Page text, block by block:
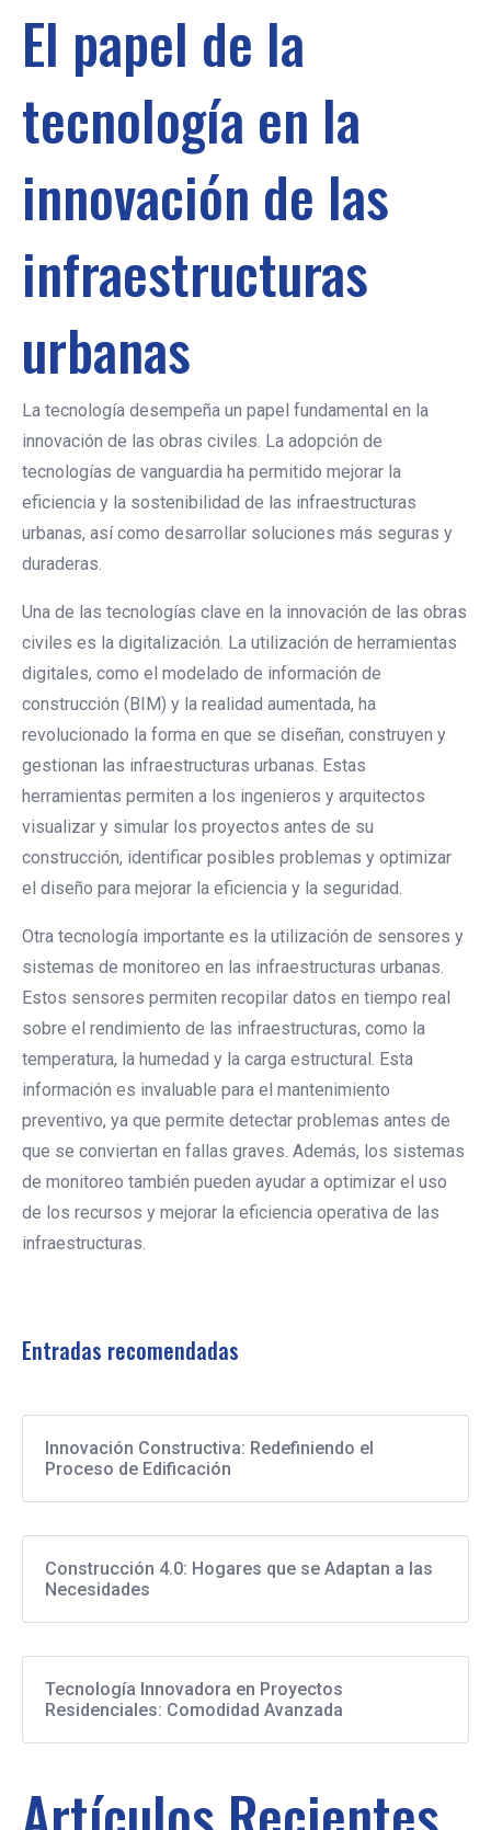
El papel de la
tecnología en la
innovación de las
infraestructuras
urbanas
La tecnología desempeña un papel fundamental en la
innovación de las obras civiles. La adopción de
tecnologías de vanguardia ha permitido mejorar la
eficiencia y la sostenibilidad de las infraestructuras
urbanas, así como desarrollar soluciones más seguras y
duraderas.
Una de las tecnologías clave en la innovación de las obras
civiles es la digitalización. La utilización de herramientas
digitales, como el modelado de información de
construcción (BIM) y la realidad aumentada, ha
revolucionado la forma en que se diseñan, construyen y
gestionan las infraestructuras urbanas. Estas
herramientas permiten a los ingenieros y arquitectos
visualizar y simular los proyectos antes de su
construcción, identificar posibles problemas y optimizar
el diseño para mejorar la eficiencia y la seguridad.
Otra tecnología importante es la utilización de sensores y
sistemas de monitoreo en las infraestructuras urbanas.
Estos sensores permiten recopilar datos en tiempo real
sobre el rendimiento de las infraestructuras, como la
temperatura, la humedad y la carga estructural. Esta
información es invaluable para el mantenimiento
preventivo, ya que permite detectar problemas antes de
que se conviertan en fallas graves. Además, los sistemas
de monitoreo también pueden ayudar a optimizar el uso
de los recursos y mejorar la eficiencia operativa de las
infraestructuras.
Entradas recomendadas
Innovación Constructiva: Redefiniendo el
Proceso de Edificación
Construcción 4.0: Hogares que se Adaptan a las
Necesidades
Tecnología Innovadora en Proyectos
Residenciales: Comodidad Avanzada